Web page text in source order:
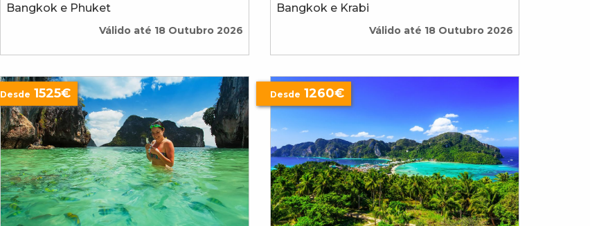
Bangkok e Phuket
Válido até 18 Outubro 2026
Bangkok e Krabi
Válido até 18 Outubro 2026
Desde 1525€ Desde 1260€